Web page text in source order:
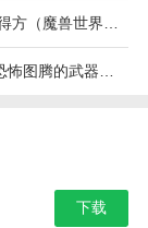
下载